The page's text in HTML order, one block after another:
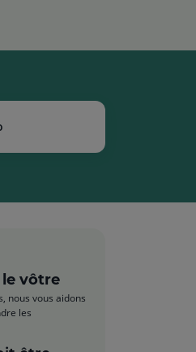
le vôtre
nous vous aidons
les